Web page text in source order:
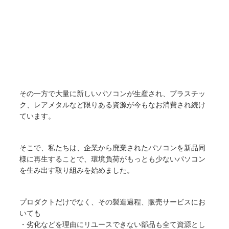
その一方で大量に新しいパソコンが生産され、プラスチッ
ク、レアメタルなど限りある資源が今もなお消費され続け
ています。
そこで、私たちは、企業から廃棄されたパソコンを新品同
様に再生することで、環境負荷がもっとも少ないパソコン
を生み出す取り組みを始めました。
プロダクトだけでなく、その製造過程、販売サービスにお
いても
・劣化などを理由にリユースできない部品も全て資源とし